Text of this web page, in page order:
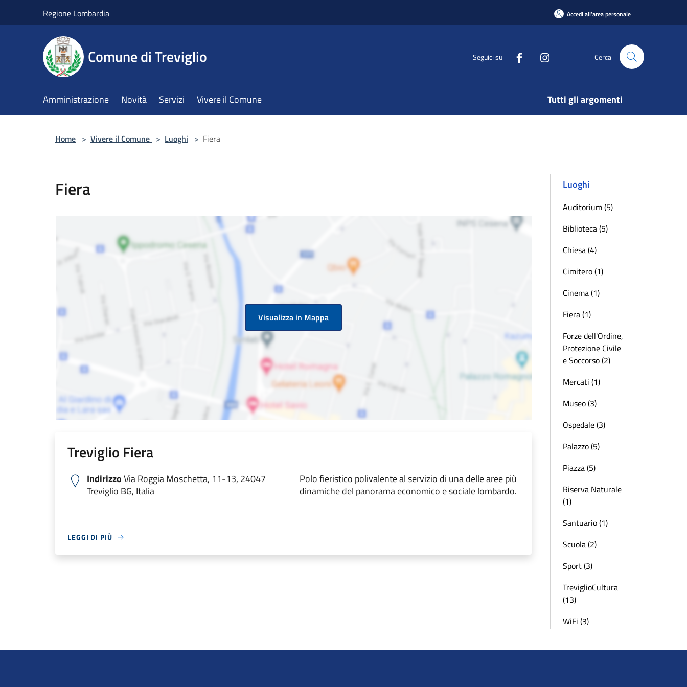
Regione Lombardia Accedi all'area personale
Comune di Treviglio Seguici su Cerca
Amministrazione Novità Servizi Vivere il Comune Tutti gli argomenti
Home > Vivere il Comune > Luoghi > Fiera
Fiera
Visualizza in Mappa
Treviglio Fiera
IndirizzoVia Roggia Moschetta, 11-13, 24047
Treviglio BG, Italia
Polo fieristico polivalente al servizio di una delle aree più
dinamiche del panorama economico e sociale lombardo.
LEGGI DI PIÙ
Luoghi
Auditorium (5)
Biblioteca (5)
Chiesa (4)
Cimitero (1)
Cinema (1)
Fiera (1)
Forze dell'Ordine,
Protezione Civile
e Soccorso (2)
Mercati (1)
Museo (3)
Ospedale (3)
Palazzo (5)
Piazza (5)
Riserva Naturale
(1)
Santuario (1)
Scuola (2)
Sport (3)
TreviglioCultura
(13)
WiFi (3)